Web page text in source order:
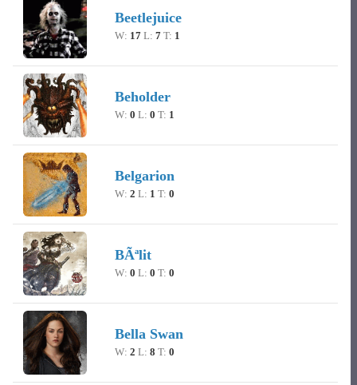
Beetlejuice
W: 17L: 7T: 1
Beholder
W: 0 L: 0 T: 1
Belgarion
W: 2 L: 1 T: 0
BÃªlit
W: 0 L: 0 T: 0
Bella Swan
W: 2 L: 8 T: 0